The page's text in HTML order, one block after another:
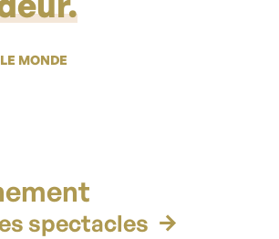
LE MONDE
spectacles